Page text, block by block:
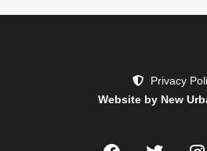
Privacy
Website by New